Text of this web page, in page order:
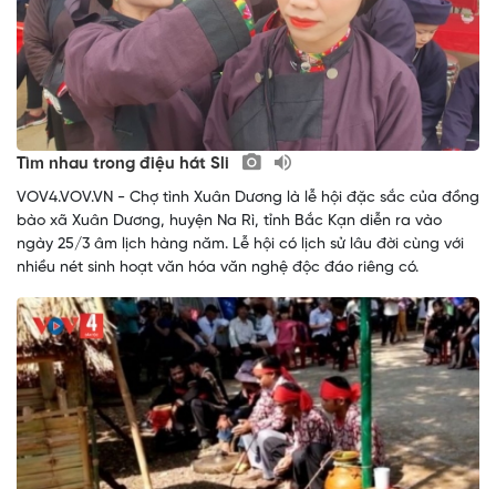
Tìm nhau trong điệu hát Sli
VOV4.VOV.VN - Chợ tình Xuân Dương là lễ hội đặc sắc của đồng
bào xã Xuân Dương, huyện Na Rì, tỉnh Bắc Kạn diễn ra vào
ngày 25/3 âm lịch hàng năm. Lễ hội có lịch sử lâu đời cùng với
nhiều nét sinh hoạt văn hóa văn nghệ độc đáo riêng có.